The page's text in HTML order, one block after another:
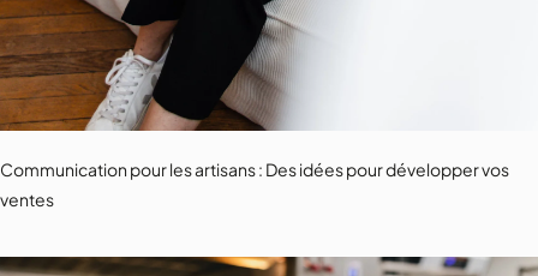
Communication pour les artisans : Des idées pour développer vos
ventes